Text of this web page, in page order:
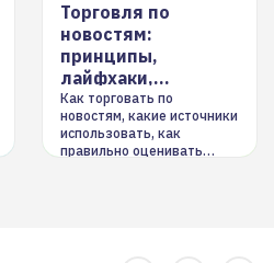
Торговля по
новостям:
принципы,
лайфхаки,
инструменты
Как торговать по
новостям, какие источники
использовать, как
правильно оценивать